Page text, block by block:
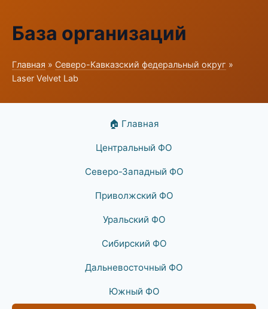
База организаций
Главная » Северо-Кавказский федеральный округ »
Laser Velvet Lab
🏠 Главная
Центральный ФО
Северо-Западный ФО
Приволжский ФО
Уральский ФО
Сибирский ФО
Дальневосточный ФО
Южный ФО